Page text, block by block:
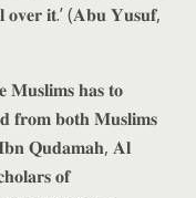
𝐨𝐯𝐞𝐫 𝐢𝐭.’ (𝐀𝐛𝐮 𝐘𝐮𝐬𝐮𝐟,
𝐌𝐮𝐬𝐥𝐢𝐦𝐬 𝐡𝐚𝐬 𝐭𝐨
𝐟𝐫𝐨𝐦 𝐛𝐨𝐭𝐡 𝐌𝐮𝐬𝐥𝐢𝐦𝐬
(𝐈𝐛𝐧 𝐐𝐮𝐝𝐚𝐦𝐚𝐡, 𝐀𝐥
𝐨𝐟